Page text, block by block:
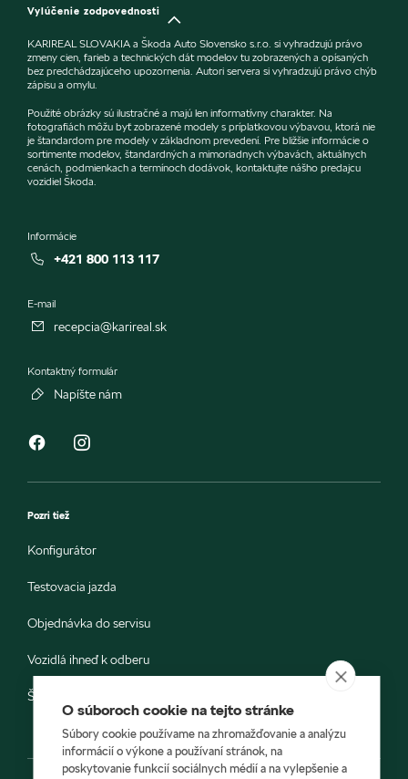
Vylúčenie zodpovednosti
KARIREAL SLOVAKIA a Škoda Auto Slovensko s.r.o. si vyhradzujú právo
zmeny cien, farieb a technických dát modelov tu zobrazených a opísaných
bez predchádzajúceho upozornenia. Autori servera si vyhradzujú právo chýb
zápisu a omylu.
Použité obrázky sú ilustračné a majú len informatívny charakter. Na
fotografiách môžu byť zobrazené modely s príplatkovou výbavou, ktorá nie
je štandardom pre modely v základnom prevedení. Pre bližšie informácie o
sortimente modelov, štandardných a mimoriadnych výbavách, aktuálnych
cenách, podmienkach a termínoch dodávok, kontaktujte nášho predajcu
vozidiel Škoda.
Informácie
+421 800 113 117
E-mail
recepcia@karireal.sk
Kontaktný formulár
Napíšte nám
Pozri tiež
Konfigurátor
Testovacia jazda
Objednávka do servisu
Vozidlá ihneď k odberu
Škoda E-shop
O súboroch cookie na tejto stránke
Súbory cookie používame na zhromažďovanie a analýzu
informácií o výkone a používaní stránok, na
poskytovanie funkcií sociálnych médií a na vylepšenie a